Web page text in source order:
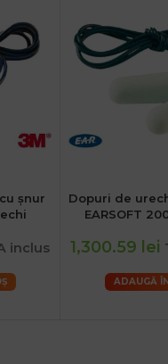
șnur
inclus
Dopuri de
EARSOFT
1,300.59 lei
ADAUGĂ